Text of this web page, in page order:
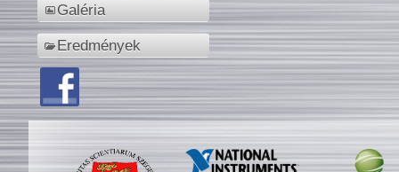
Galéria
Eredmények